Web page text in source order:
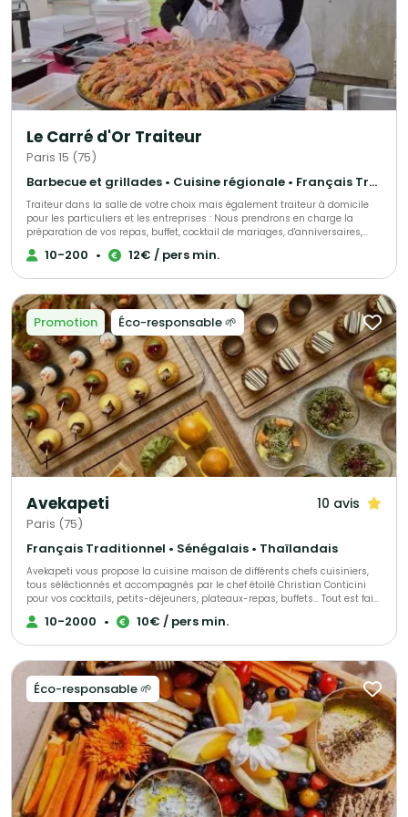
produits de caractère et une ambiance qui rassemble.
Le Carré d'Or Traiteur
Paris 15 (75)
Barbecue et grillades • Cuisine régionale • Français Traditionnel
Traiteur dans la salle de votre choix mais également traiteur à domicile
pour les particuliers et les entreprises : Nous prendrons en charge la
préparation de vos repas, buffet, cocktail de mariages, d'anniversaires,
d'entrepises, ou simplement une livraison de votre met à domicile, sur
votre lieu de travail ou de votre choix. Nous sélectionnons nos produits
Notre cuisine authentique vous régalera et surprendra les plus fin
gourmet. N'hésitez pas à faire appel à nos services ! Spécialistes de
demandes de dernières minutes, nous saurons assurer votre événement
tel que : anniversaire surprise, deuil, fête de naissance et autres.
10-200 • 12€ / pers min.
Promotion Éco-responsable 🌱
Avekapeti 10 avis
Paris (75)
Français Traditionnel • Sénégalais • Thaïlandais
Avekapeti vous propose la cuisine maison de différents chefs cuisiniers,
tous séléctionnés et accompagnés par le chef étoilé Christian Conticini
pour vos cocktails, petits-déjeuners, plateaux-repas, buffets... Tout est fait
maison, avec des produits frais, de saison livré en contenants
réutilisables 0 déchet ou recyclables en véhicules éléctriques. Du buffet
et votre budget !
10-2000 • 10€ / pers min.
Éco-responsable 🌱